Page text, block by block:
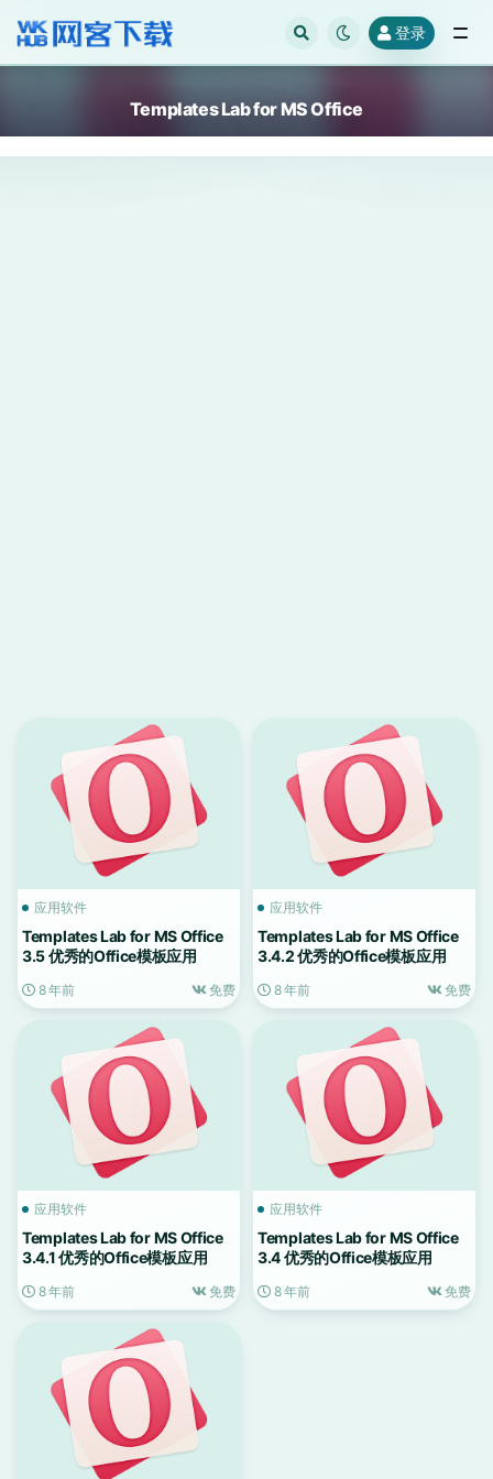
登录
Templates Lab for MS Office
应用软件
Templates Lab for MS Office
3.5 优秀的Office模板应用
8 年前 免费
应用软件
Templates Lab for MS Office
3.4.2 优秀的Office模板应用
8 年前 免费
应用软件
Templates Lab for MS Office
3.4.1 优秀的Office模板应用
8 年前 免费
应用软件
Templates Lab for MS Office
3.4 优秀的Office模板应用
8 年前 免费
全部